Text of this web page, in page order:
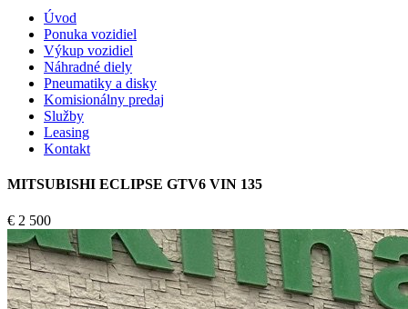
Úvod
Ponuka vozidiel
Výkup vozidiel
Náhradné diely
Pneumatiky a disky
Komisionálny predaj
Služby
Leasing
Kontakt
MITSUBISHI ECLIPSE GTV6 VIN 135
€ 2 500